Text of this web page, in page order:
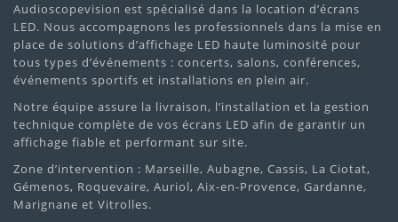
Audioscopevision est spécialisé dans la location d’écrans
LED. Nous accompagnons les professionnels dans la mise en
place de solutions d’affichage LED haute luminosité pour
tous types d’événements : concerts, salons, conférences,
événements sportifs et installations en plein air.
Notre équipe assure la livraison, l’installation et la gestion
technique complète de vos écrans LED afin de garantir un
affichage fiable et performant sur site.
Zone d’intervention : Marseille, Aubagne, Cassis, La Ciotat,
Gémenos, Roquevaire, Auriol, Aix-en-Provence, Gardanne,
Marignane et Vitrolles.